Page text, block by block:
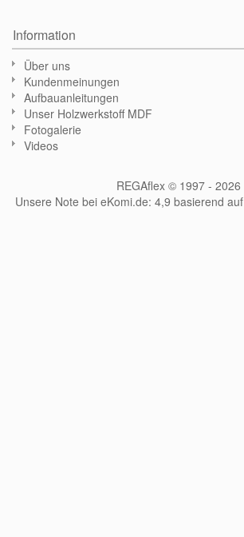
Information
Über uns
Kundenmeinungen
Aufbauanleitungen
Unser Holzwerkstoff MDF
Fotogalerie
Videos
REGAflex © 1997 - 2026
Unsere Note bei eKomi.de: 4,9 basierend auf